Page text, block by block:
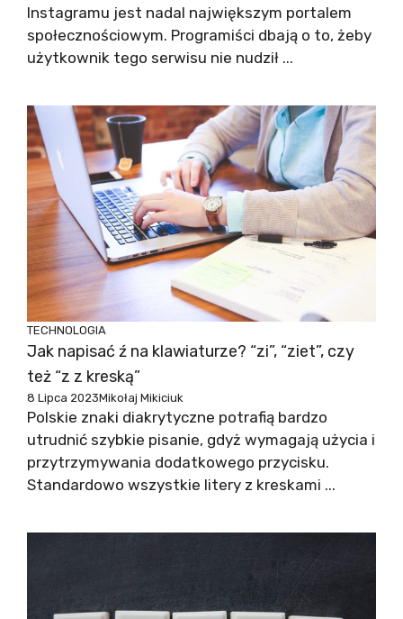
Instagramu jest nadal największym portalem
społecznościowym. Programiści dbają o to, żeby
użytkownik tego serwisu nie nudził ...
TECHNOLOGIA
Jak napisać ź na klawiaturze? “zi”, “ziet”, czy
też “z z kreską”
8 Lipca 2023Mikołaj Mikiciuk
Polskie znaki diakrytyczne potrafią bardzo
utrudnić szybkie pisanie, gdyż wymagają użycia i
przytrzymywania dodatkowego przycisku.
Standardowo wszystkie litery z kreskami ...